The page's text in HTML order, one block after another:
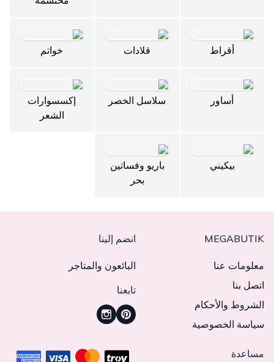
أقراط قلادات خواتم
أساور سلاسل الخصر
إكسسوارات
الشعر
بيكيني
باريو وفساتين
بحر
MEGABUTIK
معلومات عنا
اتصل بنا
الشروط والأحكام
سياسة الخصوصية
انضم إلينا
البائعون والمتاجر
تابعنا
مساعدة